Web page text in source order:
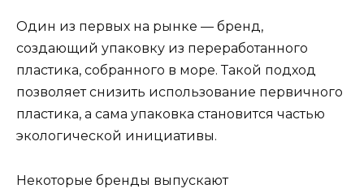
Один из первых на рынке — бренд,
создающий упаковку из переработанного
пластика, собранного в море. Такой подход
позволяет снизить использование первичного
пластика, а сама упаковка становится частью
экологической инициативы.
Некоторые бренды выпускают